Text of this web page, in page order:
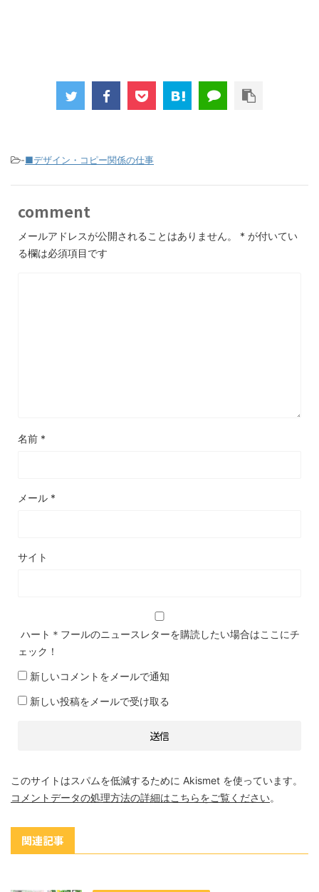
-■デザイン・コピー関係の仕事
comment
メールアドレスが公開されることはありません。 * が付いてい
る欄は必須項目です
名前 *
メール *
サイト
ハート＊フールのニュースレターを購読したい場合はここにチ
ェック！
新しいコメントをメールで通知
新しい投稿をメールで受け取る
このサイトはスパムを低減するために Akismet を使っています。
コメントデータの処理方法の詳細はこちらをご覧ください。
関連記事